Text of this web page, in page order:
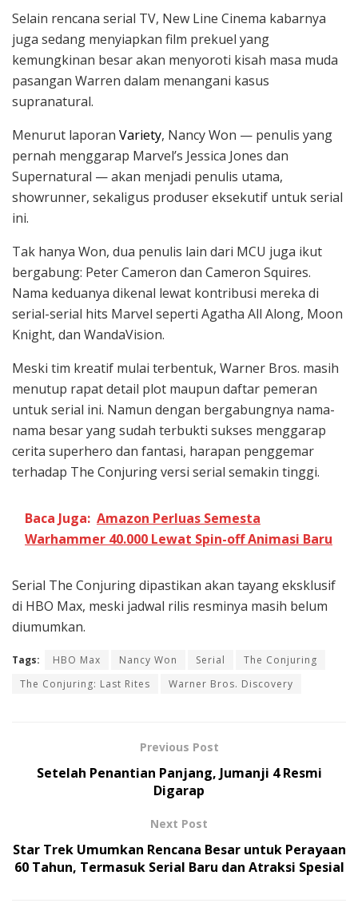
Selain rencana serial TV, New Line Cinema kabarnya
juga sedang menyiapkan film prekuel yang
kemungkinan besar akan menyoroti kisah masa muda
pasangan Warren dalam menangani kasus
supranatural.
Menurut laporan Variety, Nancy Won — penulis yang
pernah menggarap Marvel’s Jessica Jones dan
Supernatural — akan menjadi penulis utama,
showrunner, sekaligus produser eksekutif untuk serial
ini.
Tak hanya Won, dua penulis lain dari MCU juga ikut
bergabung: Peter Cameron dan Cameron Squires.
Nama keduanya dikenal lewat kontribusi mereka di
serial-serial hits Marvel seperti Agatha All Along, Moon
Knight, dan WandaVision.
Meski tim kreatif mulai terbentuk, Warner Bros. masih
menutup rapat detail plot maupun daftar pemeran
untuk serial ini. Namun dengan bergabungnya nama-
nama besar yang sudah terbukti sukses menggarap
cerita superhero dan fantasi, harapan penggemar
terhadap The Conjuring versi serial semakin tinggi.
Baca Juga: Amazon Perluas Semesta
Warhammer 40.000 Lewat Spin-off Animasi Baru
Serial The Conjuring dipastikan akan tayang eksklusif
di HBO Max, meski jadwal rilis resminya masih belum
diumumkan.
Tags: HBO Max Nancy Won Serial
The Conjuring
The Conjuring: Last Rites
Warner Bros. Discovery
Previous Post
Setelah Penantian Panjang, Jumanji 4 Resmi
Digarap
Next Post
Star Trek Umumkan Rencana Besar untuk Perayaan
60 Tahun, Termasuk Serial Baru dan Atraksi Spesial